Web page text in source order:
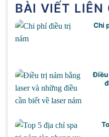
BÀI VIẾT LIÊN
Chi
Điều